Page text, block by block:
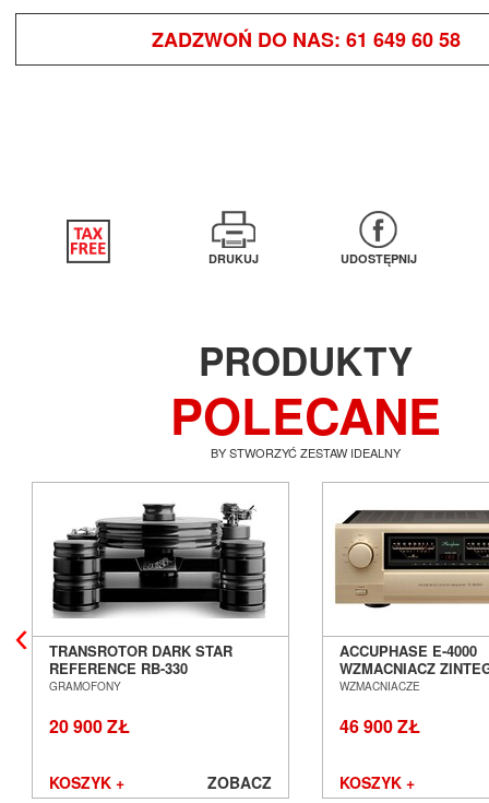
ZADZWOŃ DO NAS: 61 649 60 58
DRUKUJ UDOSTĘPNIJ
PRODUKTY
POLECANE
BY STWORZYĆ ZESTAW IDEALNY
TRANSROTOR DARK STAR
REFERENCE RB-330
GRAMOFON ANALOGOWY
GRAMOFONY
20 900 ZŁ
KOSZYK + ZOBACZ
ACCUPHASE E-4000
WZMACNIACZ
SALON POZNAŃ
WZMACNIACZE
46 900 ZŁ
KOSZYK +